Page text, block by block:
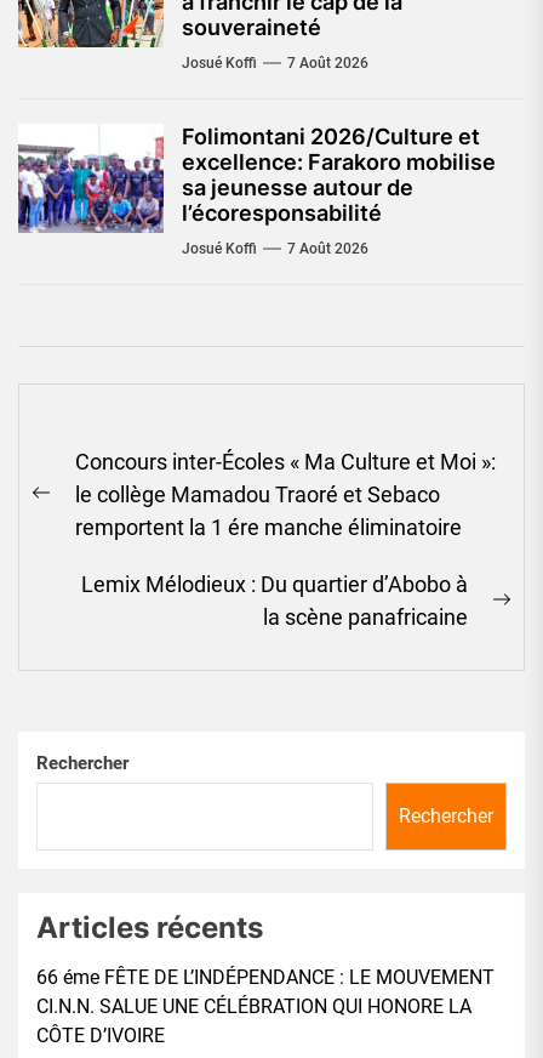
souveraineté
Josué Koffi 7 Août 2026
Folimontani 2026/Culture et
excellence: Farakoro mobilise
sa jeunesse autour de
l’écoresponsabilité
Josué Koffi 7 Août 2026
de
l’article
Previous
post:
Concours inter-Écoles « Ma Culture et Moi »:
le collège Mamadou Traoré et Sebaco
remportent la 1 ére manche éliminatoire
Lemix Mélodieux : Du quartier d’Abobo à
la scène panafricaine
Rechercher
Rechercher
Articles récents
66 éme FÊTE DE L’INDÉPENDANCE : LE MOUVEMENT
CI.N.N. SALUE UNE CÉLÉBRATION QUI HONORE LA
CÔTE D’IVOIRE